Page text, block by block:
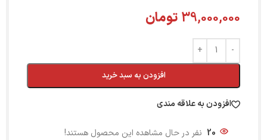
39,000,000 تومان
افزودن به سبد خرید
افزودن به علاقه مندی
20 نفر در حال مشاهده این محصول هستند!